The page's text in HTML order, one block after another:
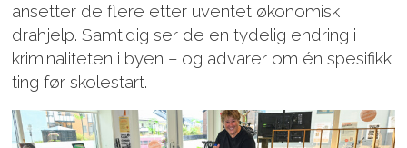
ansetter de flere etter uventet økonomisk
drahjelp. Samtidig ser de en tydelig endring i
kriminaliteten i byen – og advarer om én spesifikk
ting før skolestart.